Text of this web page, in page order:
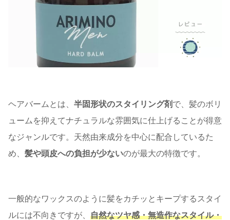
ヘアバームとは、 半固形状のスタイリング剤 で、髪のボリ
ュームを抑えてナチュラルな雰囲気に仕上げることが得意
なジャンルです。天然由来成分を中心に配合しているた
め、 髪や頭皮への負担が少ないのが最大の特徴です。
一般的なワックスのように髪をカチッとキープするスタイ
ルには不向きですが、 自然なツヤ感・無造作なスタイル・